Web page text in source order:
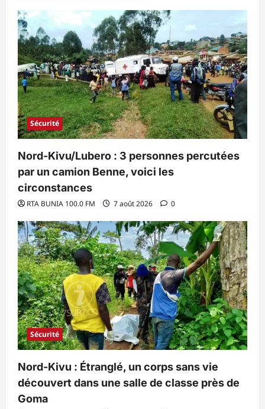
Sécurité
Nord-Kivu/Lubero : 3 personnes percutées
par un camion Benne, voici les
circonstances
RTA BUNIA 100.0 FM 7 août 2026 0
Sécurité
Nord-Kivu : Étranglé, un corps sans vie
découvert dans une salle de classe près de
Goma